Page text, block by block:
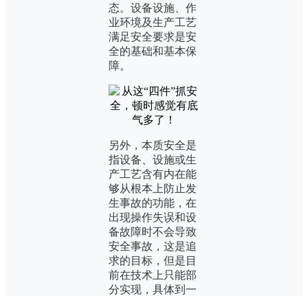
态。 设备设施、作
业环境及生产工艺
满足安全要求是安
全的基础和基本保
障。
另外，本质安全是
指设备、设施或生
产工艺含有内在能
够从根本上防止发
生事故的功能，在
出现操作失误和设
备故障时不会导致
安全事故，这是追
求的目标，但是目
前在技术上只能部
分实现，具体到一